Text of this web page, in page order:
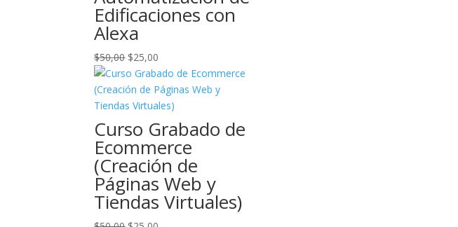
Edificaciones con
Alexa
$50,00 El
precio
original
era:
$50,00.
$25,00
precio
actual
es:
$25,00.
Curso Grabado de
Ecommerce
(Creación de
Páginas Web y
Tiendas Virtuales)